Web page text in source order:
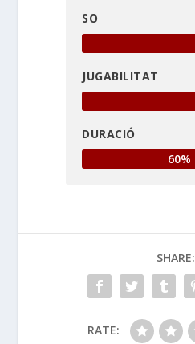
SO
JUGABILITAT
DURACIÓ
60%
SHARE:
RATE: